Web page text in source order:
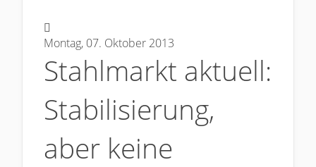
Montag, 07. Oktober 2013
Stahlmarkt aktuell:
Stabilisierung,
aber keine